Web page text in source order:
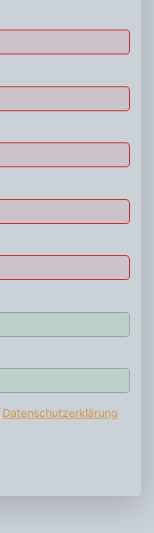
Datenschutzerklärung